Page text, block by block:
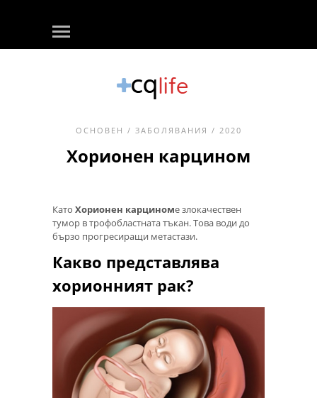
ОСНОВЕН / ЗАБОЛЯВАНИЯ / 2020
Хорионен карцином
Като Хорионен карциноме злокачествен
тумор в трофобластната тъкан. Това води до
бързо прогресиращи метастази.
Какво представлява
хорионният рак?